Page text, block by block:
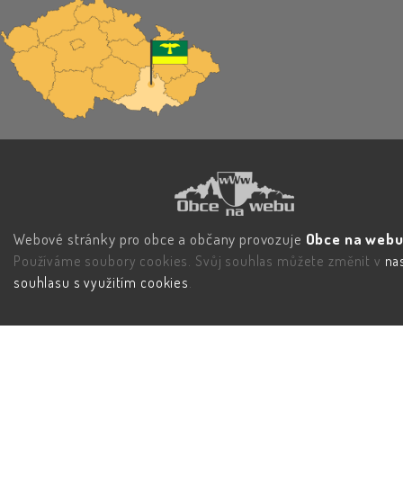
Webové stránky pro obce a občany provozuje Obce na
Používáme soubory cookies. Svůj souhlas můžete změnit v
souhlasu s využitím cookies